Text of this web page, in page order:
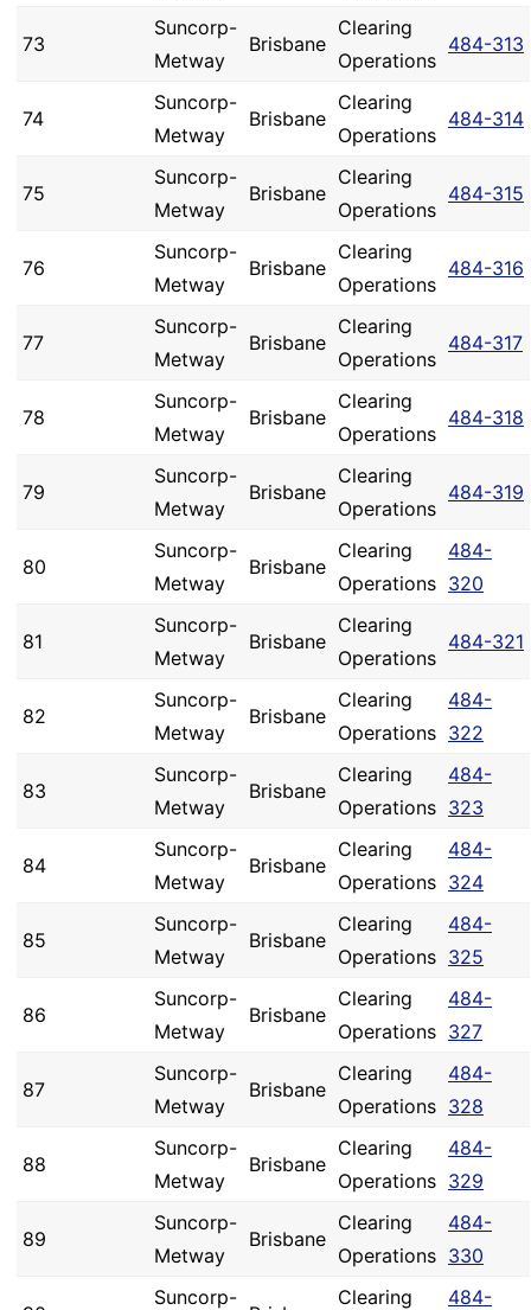
73
Suncorp-
Metway
Brisbane
Clearing
Operations
484-313
74
Suncorp-
Metway
Brisbane
Clearing
Operations
484-314
75
Suncorp-
Metway
Brisbane
Clearing
Operations
484-315
76
Suncorp-
Metway
Brisbane
Clearing
Operations
484-316
77
Suncorp-
Metway
Brisbane
Clearing
Operations
484-317
78
Suncorp-
Metway
Brisbane
Clearing
Operations
484-318
79
Suncorp-
Metway
Brisbane
Clearing
Operations
484-319
80
Suncorp-
Metway
Brisbane
Clearing
Operations
484-
320
81
Suncorp-
Metway
Brisbane
Clearing
Operations
484-321
82
Suncorp-
Metway
Brisbane
Clearing
Operations
484-
322
83
Suncorp-
Metway
Brisbane
Clearing
Operations
484-
323
84
Suncorp-
Metway
Brisbane
Clearing
Operations
484-
324
85
Suncorp-
Metway
Brisbane
Clearing
Operations
484-
325
86
Suncorp-
Metway
Brisbane
Clearing
Operations
484-
327
87
Suncorp-
Metway
Brisbane
Clearing
Operations
484-
328
88
Suncorp-
Metway
Brisbane
Clearing
Operations
484-
329
89
Suncorp-
Metway
Brisbane
Clearing
Operations
484-
330
Suncorp- Clearing 484-